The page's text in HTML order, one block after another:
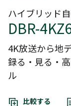
ハイブリッド
DBR-
4K放送から地
録る・見る・
ル
比較する